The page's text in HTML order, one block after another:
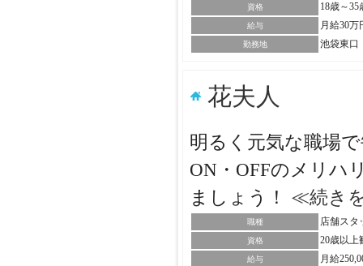
資格 18歳～
給与 月給30
勤務地 池袋東口
花夫人
明るく元気な職場
ON・OFFのメリハ
ましょう！ ≪続き
職種 店舗スタ
資格 20歳以
給与 月給